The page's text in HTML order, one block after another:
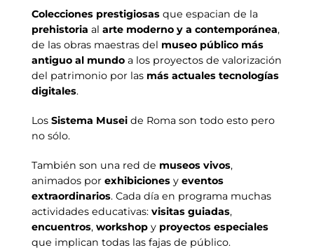
Colecciones prestigiosas que espacian de la
prehistoria al arte moderno y a contemporánea,
de las obras maestras del museo público más
antiguo al mundo a los proyectos de valorización
del patrimonio por las más actuales tecnologías
digitales.
Los Sistema Musei de Roma son todo esto pero
no sólo.
También son una red de museos vivos,
animados por exhibiciones y eventos
extraordinarios. Cada día en programa muchas
actividades educativas: visitas guiadas,
encuentros, workshop y proyectos especiales
que implican todas las fajas de público.